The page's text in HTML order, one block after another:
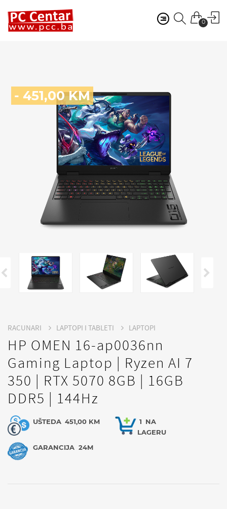
0
- 451,00 KM
RACUNARI LAPTOPI I TABLETI LAPTOPI
HP OMEN 16-ap0036nn
Gaming Laptop | Ryzen AI 7
350 | RTX 5070 8GB | 16GB
DDR5 | 144Hz
UŠTEDA 451,00 KM 1 NA
LAGERU
GARANCIJA 24M